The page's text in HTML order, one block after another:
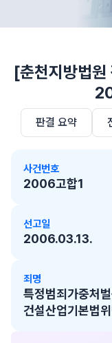
[춘천지방법
판결 요약
사건번호
2006고합1
선고일
2006.03.13.
죄명
특정범죄가중처
건설산업기본법